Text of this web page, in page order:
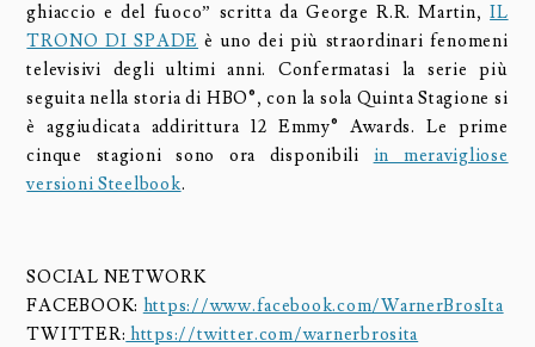
ghiaccio e del fuoco” scritta da George R.R. Martin,IL
TRONO DI SPADE è uno dei più straordinari fenomeni
televisivi degli ultimi anni. Confermatasi la serie più
seguita nella storia di HBO®, con la sola Quinta Stagione si
è aggiudicata addirittura 12 Emmy® Awards. Le prime
cinque stagioni sono ora disponibili in meravigliose
versioni Steelbook.
SOCIAL NETWORK
FACEBOOK: https://www.facebook.com/WarnerBrosIta
TWITTER: https://twitter.com/warnerbrosita